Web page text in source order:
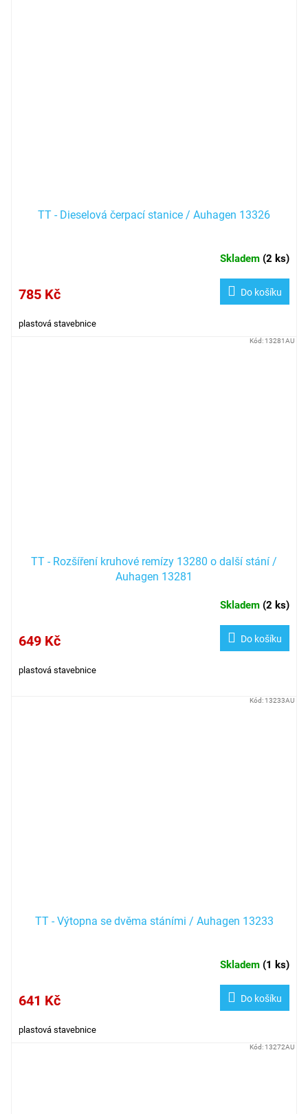
TT - Dieselová čerpací stanice / Auhagen 13326
Skladem (2 ks)
785 Kč Do košíku
plastová stavebnice
TT - Rozšíření kruhové remízy 13280 o další stání /
Auhagen 13281
Skladem (2 ks)
649 Kč Do košíku
plastová stavebnice
Kód: 13281AU
TT - Výtopna se dvěma stáními / Auhagen 13233
Skladem (1 ks)
641 Kč Do košíku
plastová stavebnice
Kód: 13233AU
Kód: 13272AU